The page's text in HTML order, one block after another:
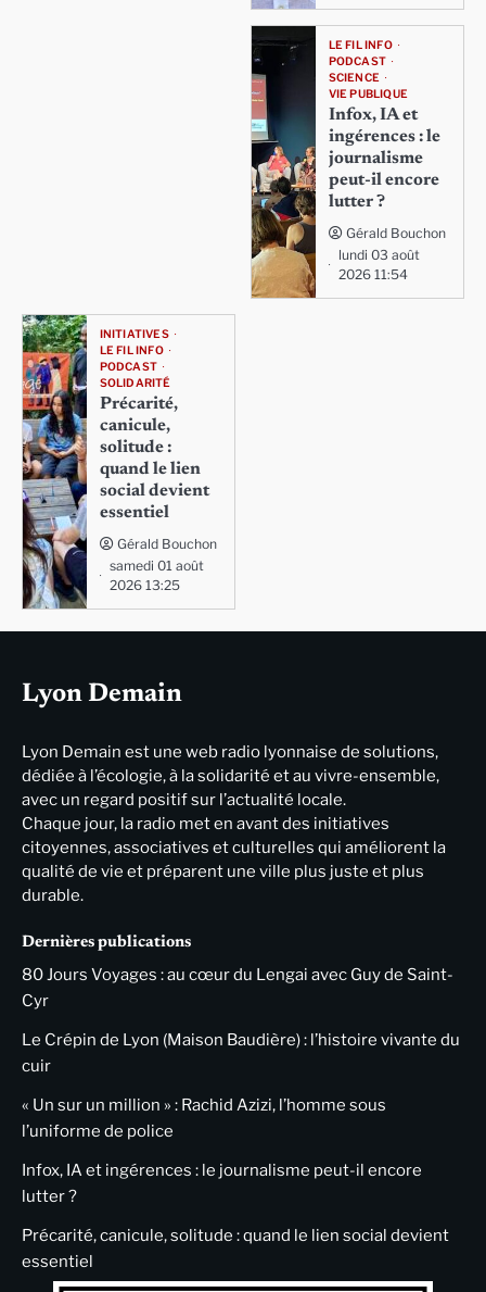
LE FIL INFO
PODCAST
SCIENCE
VIE PUBLIQUE
Infox, IA et
ingérences : le
journalisme
peut-il encore
lutter ?
Gérald Bouchon
lundi 03 août
2026 11:54
INITIATIVES
LE FIL INFO
PODCAST
SOLIDARITÉ
Précarité,
canicule,
solitude :
quand le lien
social devient
essentiel
Gérald Bouchon
samedi 01 août
2026 13:25
Lyon Demain
Lyon Demain est une web radio lyonnaise de solutions,
dédiée à l’écologie, à la solidarité et au vivre-ensemble,
avec un regard positif sur l’actualité locale.
Chaque jour, la radio met en avant des initiatives
citoyennes, associatives et culturelles qui améliorent la
qualité de vie et préparent une ville plus juste et plus
durable.
Dernières publications
80 Jours Voyages : au cœur du Lengai avec Guy de Saint-
Cyr
Le Crépin de Lyon (Maison Baudière) : l’histoire vivante du
cuir
« Un sur un million » : Rachid Azizi, l’homme sous
l’uniforme de police
Infox, IA et ingérences : le journalisme peut-il encore
lutter ?
Précarité, canicule, solitude : quand le lien social devient
essentiel